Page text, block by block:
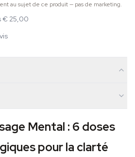
au sujet de ce produit — pas de marketing.
€ 25,00
Mental : 6 doses
pour la clarté